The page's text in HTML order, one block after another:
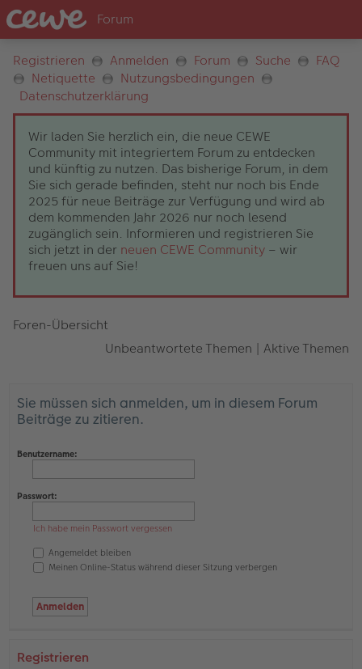
Registrieren Anmelden Forum Suche
FAQ
Netiquette
Nutzungsbedingungen
Datenschutzerklärung
Wir laden Sie herzlich ein, die neue CEWE
Community mit integriertem Forum zu entdecken
und künftig zu nutzen. Das bisherige Forum, in dem
Sie sich gerade befinden, steht nur noch bis Ende
2025 für neue Beiträge zur Verfügung und wird ab
dem kommenden Jahr 2026 nur noch lesend
zugänglich sein. Informieren und registrieren Sie
sich jetzt in der neuen CEWE Community – wir
freuen uns auf Sie!
Foren-Übersicht
Unbeantwortete Themen | Aktive Themen
Sie müssen sich anmelden, um in diesem Forum
Beiträge zu zitieren.
Benutzername:
Passwort:
Ich habe mein Passwort vergessen
Angemeldet bleiben
Meinen Online-Status während dieser Sitzung verbergen
Registrieren